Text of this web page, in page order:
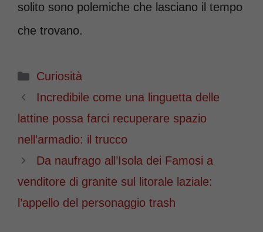
solito sono polemiche che lasciano il tempo
che trovano.
Categorie
Curiosità
Incredibile come una linguetta delle
lattine possa farci recuperare spazio
nell’armadio: il trucco
Da naufrago all’Isola dei Famosi a
venditore di granite sul litorale laziale:
l’appello del personaggio trash